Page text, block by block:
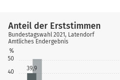
40
50
%
39,9
Anteil der Erststimmen
Bundestagswahl 2021, Latendorf
Amtliches Endergebnis